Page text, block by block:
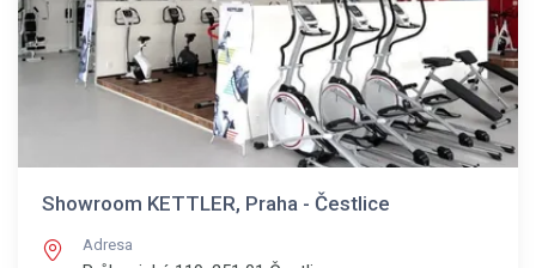
Showroom KETTLER, Praha - Čestlice
Adresa